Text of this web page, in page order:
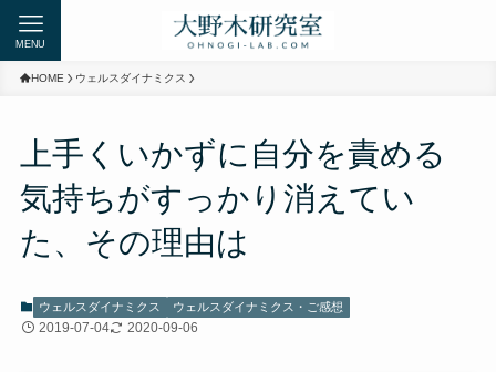
MENU
HOME ウェルスダイナミクス
上手くいかずに自分を責める
気持ちがすっかり消えてい
た、その理由は
ウェルスダイナミクス ウェルスダイナミクス・ご感想
2019-07-04 2020-09-06